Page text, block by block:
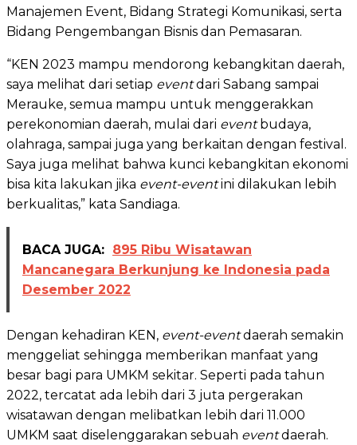
Manajemen Event, Bidang Strategi Komunikasi, serta
Bidang Pengembangan Bisnis dan Pemasaran.
“KEN 2023 mampu mendorong kebangkitan daerah,
saya melihat dari setiap eventdari Sabang sampai
Merauke, semua mampu untuk menggerakkan
perekonomian daerah, mulai dari eventbudaya,
olahraga, sampai juga yang berkaitan dengan festival.
Saya juga melihat bahwa kunci kebangkitan ekonomi
bisa kita lakukan jika event-eventini dilakukan lebih
berkualitas,” kata Sandiaga.
BACA JUGA: 895 Ribu Wisatawan
Mancanegara Berkunjung ke Indonesia pada
Desember 2022
Dengan kehadiran KEN, event-eventdaerah semakin
menggeliat sehingga memberikan manfaat yang
besar bagi para UMKM sekitar. Seperti pada tahun
2022, tercatat ada lebih dari 3 juta pergerakan
wisatawan dengan melibatkan lebih dari 11.000
UMKM saat diselenggarakan sebuah eventdaerah.